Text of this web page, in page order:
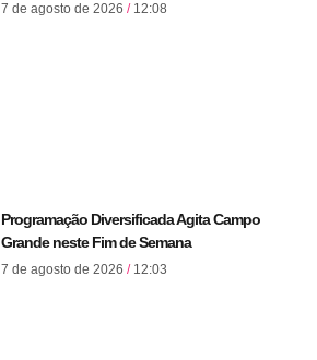
7 de agosto de 2026 12:08
Programação Diversificada Agita Campo
Grande neste Fim de Semana
7 de agosto de 2026 12:03